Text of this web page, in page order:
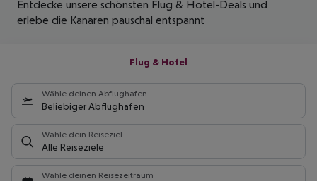
Entdecke unsere schönsten Flug & Hotel-Deals und
erlebe die Kanaren pauschal entspannt
Flug & Hotel
Wähle deinen Abflughafen
Beliebiger Abflughafen
Wähle dein Reiseziel
Alle Reiseziele
Wähle deinen Reisezeitraum